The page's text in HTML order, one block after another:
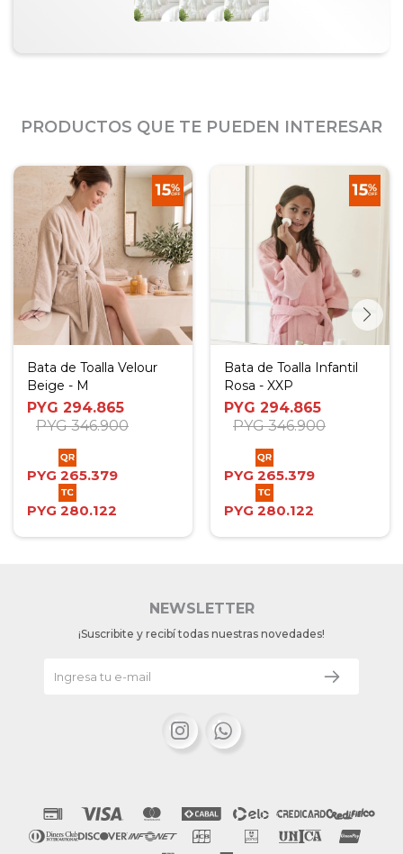
PRODUCTOS QUE TE PUEDEN INTERESAR
Bata de Toalla Velour
Beige - M
PYG 294.865
PYG 346.900
PYG 265.379
PYG 280.122
Bata de Toalla Infantil
Rosa - XXP
PYG 294.865
PYG 346.900
PYG 265.379
PYG 280.122
NEWSLETTER
¡Suscribite y recibí todas nuestras novedades!
 